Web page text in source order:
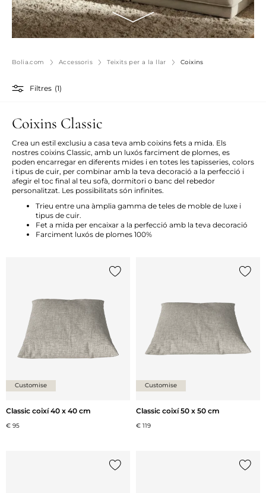
Bolia.com Accessoris Teixits per a la llar Coixins
Filtres (1)
Coixins Classic
Crea un estil exclusiu a casa teva amb coixins fets a mida. Els
nostres coixins Classic, amb un luxós farciment de plomes, es
poden encarregar en diferents mides i en totes les tapisseries, colors
i tipus de cuir, per combinar amb la teva decoració a la perfecció i
afegir el toc final al teu sofà, dormitori o banc del rebedor
personalitzat. Les possibilitats són infinites.
Trieu entre una àmplia gamma de teles de moble de luxe i
tipus de cuir.
Fet a mida per encaixar a la perfecció amb la teva decoració
Farciment luxós de plomes 100%
Customise
Classic coixí 40 x 40 cm
€ 95
Customise
Classic coixí 50 x 50 cm
€ 119